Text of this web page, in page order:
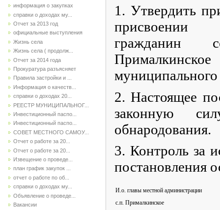
информация о закупках
справки о доходах му...
Отчет за 2013 год
официальные выступления
Жизнь села
Жизнь села ( продолж...
Отчет за 2014 года
Прокуратура разъясняет
Правила застройки и ...
Информация о качеств...
справки о доходах 20...
РЕЕСТР МУНИЦИПАЛЬНОГ...
Инвестиционный паспо...
Инвестиционный паспо...
СОВЕТ МЕСТНОГО САМОУ...
Отчет о работе за 20...
Отчет о работе за 20...
Извещение о проведе...
план график закупок ...
отчет о работе по об...
справки о доходах му...
Объявление о проведе...
Вакансии
1. Утвердить
присвоении
гражданин
2. Настоящее
законную
обнародования.
3. Контроль за
постановления
И.о. главы местной администрации
с.п. Прималкинское